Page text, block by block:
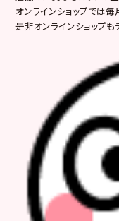
オンラインショップでは
是非オンラインショップも